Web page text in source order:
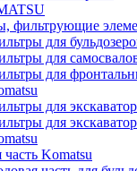
фильтрующие
для
для
для
для
для
часть Komatsu